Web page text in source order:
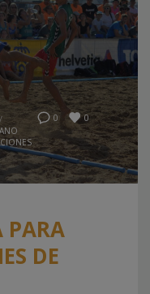
0 0
/
PARA
DE